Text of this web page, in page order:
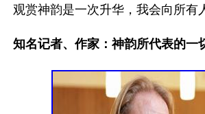
观赏神韵是一次升华，我会向所有
知名记者、作家：神韵所代表的一